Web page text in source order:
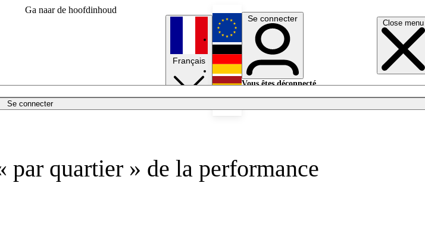
Ga naar de hoofdinhoud
Close menu
Se connecter
Français
English
Deutsch
Se connecter
Vous êtes déconnecté.
par quartier » de la performance